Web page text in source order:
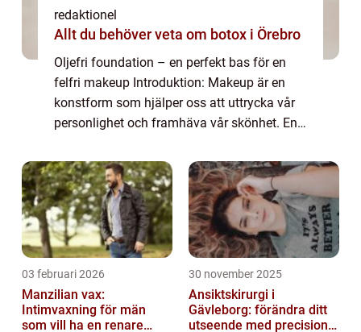
redaktionel
Allt du behöver veta om botox i Örebro
Oljefri foundation – en perfekt bas för en
felfri makeup Introduktion: Makeup är en
konstform som hjälper oss att uttrycka vår
personlighet och framhäva vår skönhet. En
bra bas, och foundation spelar en...
03 februari 2026
Manzilian vax:
Intimvaxning för män
som vill ha en renare
30 november 2025
Ansiktskirurgi i
Gävleborg: förändra ditt
utseende med precision